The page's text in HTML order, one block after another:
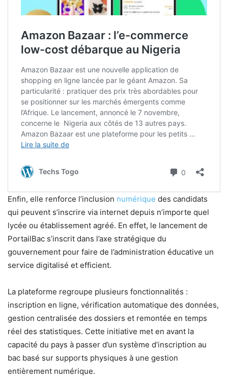
Enfin, elle renforce l’inclusion numérique des candidats
qui peuvent s’inscrire via internet depuis n’importe quel
lycée ou établissement agréé. En effet, le lancement de
PortailBac s’inscrit dans l’axe stratégique du
gouvernement pour faire de l’administration éducative un
service digitalisé et efficient.
La plateforme regroupe plusieurs fonctionnalités :
inscription en ligne, vérification automatique des données,
gestion centralisée des dossiers et remontée en temps
réel des statistiques. Cette initiative met en avant la
capacité du pays à passer d’un système d’inscription au
bac basé sur supports physiques à une gestion
entièrement numérique.